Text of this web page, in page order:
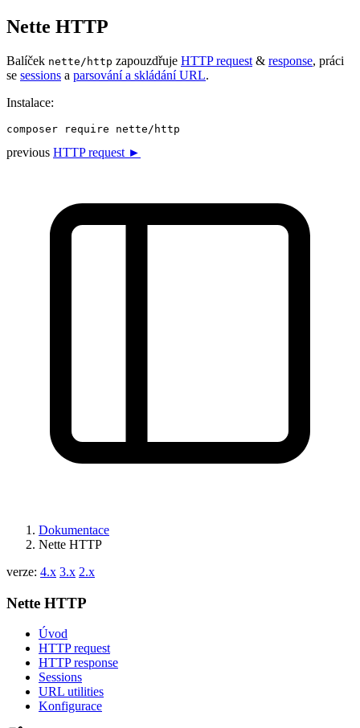
Nette HTTP
Balíček nette/http zapouzdřuje HTTP request & response, práci
se sessions a parsování a skládání URL.
Instalace:
previous HTTP request ►
Dokumentace
Nette HTTP
verze: 4.x 3.x 2.x
Nette HTTP
Úvod
HTTP request
HTTP response
Sessions
URL utilities
Konfigurace